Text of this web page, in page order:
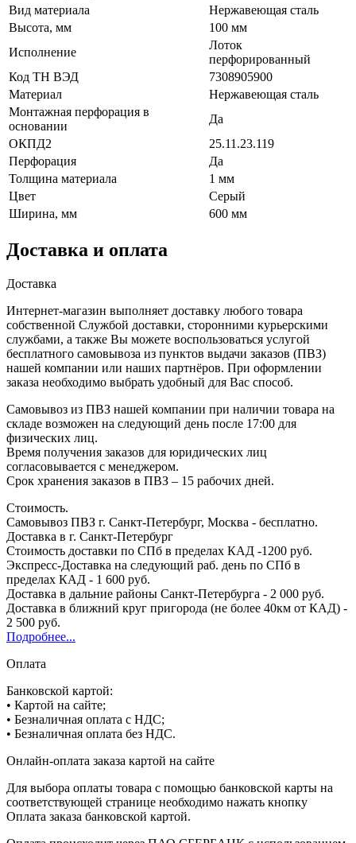
Вид материала
Нержавеющая сталь
Высота, мм
100 мм
Исполнение
Лоток
перфорированный
Код ТН ВЭД
7308905900
Материал
Нержавеющая сталь
Монтажная перфорация в
основании
Да
ОКПД2
25.11.23.119
Перфорация
Да
Толщина материала
1 мм
Цвет
Серый
Ширина, мм
600 мм
Доставка и оплата
Доставка
Интернет-магазин выполняет доставку любого товара
собственной Службой доставки, сторонними курьерскими
службами, а также Вы можете воспользоваться услугой
бесплатного самовывоза из пунктов выдачи заказов (ПВЗ)
нашей компании или наших партнёров. При оформлении
заказа необходимо выбрать удобный для Вас способ.
Самовывоз из ПВЗ нашей компании при наличии товара на
складе возможен на следующий день после 17:00 для
физических лиц.
Время получения заказов для юридических лиц
согласовывается с менеджером.
Срок хранения заказов в ПВЗ – 15 рабочих дней.
Стоимость.
Самовывоз ПВЗ г. Санкт-Петербург, Москва - бесплатно.
Доставка в г. Санкт-Петербург
Стоимость доставки по СПб в пределах КАД -1200 руб.
Экспресс-Доставка на следующий раб. день по СПб в
пределах КАД - 1 600 руб.
Доставка в дальние районы Санкт-Петербурга - 2 000 руб.
Доставка в ближний круг пригорода (не более 40км от КАД) -
2 500 руб.
Подробнее...
Оплата
Банковской картой:
• Картой на сайте;
• Безналичная оплата с НДС;
• Безналичная оплата без НДС.
Онлайн-оплата заказа картой на сайте
Для выбора оплаты товара с помощью банковской карты на
соответствующей странице необходимо нажать кнопку
Оплата заказа банковской картой.